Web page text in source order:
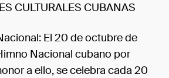
CULTURALES CUBANAS
El 20 de octubre de
Nacional cubano por
a ello, se celebra cada 20